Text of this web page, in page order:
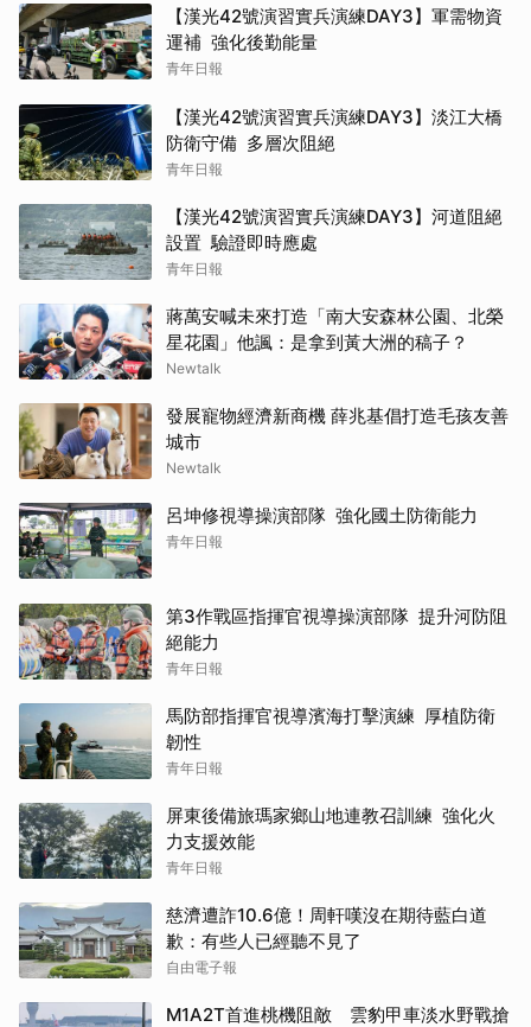
【漢光42號演習實兵演練DAY3】軍需物資
運補 強化後勤能量
青年日報
【漢光42號演習實兵演練DAY3】淡江大橋
防衛守備 多層次阻絕
青年日報
【漢光42號演習實兵演練DAY3】河道阻絕
設置 驗證即時應處
青年日報
蔣萬安喊未來打造「南大安森林公園、北榮
星花園」他諷：是拿到黃大洲的稿子？
Newtalk
發展寵物經濟新商機 薛兆基倡打造毛孩友善
城市
Newtalk
呂坤修視導操演部隊 強化國土防衛能力
青年日報
第3作戰區指揮官視導操演部隊 提升河防阻
絕能力
青年日報
馬防部指揮官視導濱海打擊演練 厚植防衛
韌性
青年日報
屏東後備旅瑪家鄉山地連教召訓練 強化火
力支援效能
青年日報
慈濟遭詐10.6億！周軒嘆沒在期待藍白道
歉：有些人已經聽不見了
自由電子報
M1A2T首進桃機阻敵 雲豹甲車淡水野戰搶